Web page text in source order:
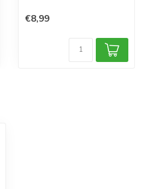
€8,99